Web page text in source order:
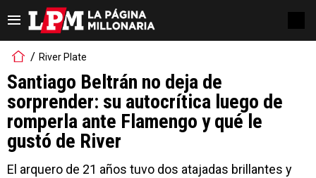
River Plate
Santiago Beltrán no deja de
sorprender: su autocrítica luego de
romperla ante Flamengo y qué le
gustó de River
El arquero de 21 años tuvo dos atajadas brillantes y